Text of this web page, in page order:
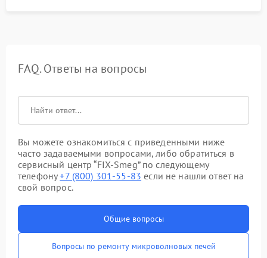
FAQ. Ответы на вопросы
Вы можете ознакомиться с приведенными ниже
часто задаваемыми вопросами, либо обратиться в
сервисный центр “FIX-Smeg” по следующему
телефону+7 (800) 301-55-83 если не нашли ответ на
свой вопрос.
Общие вопросы
Вопросы по ремонту микроволновых печей